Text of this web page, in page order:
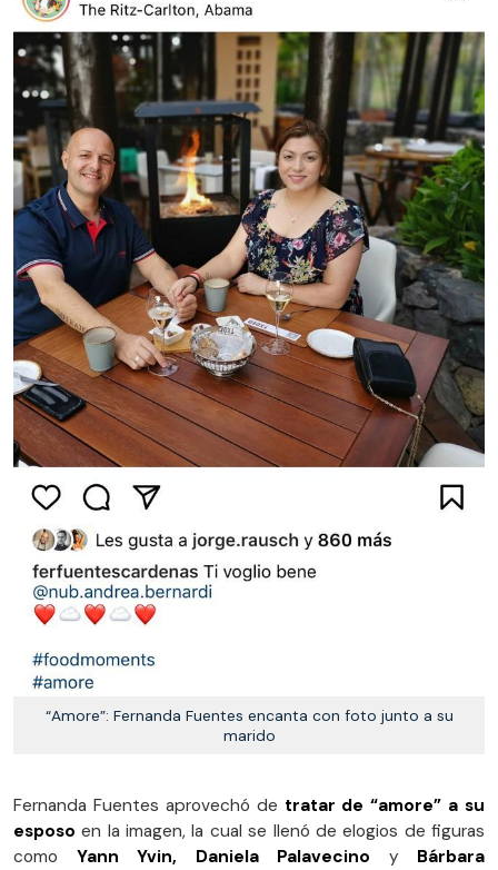
“Amore”: Fernanda Fuentes encanta con foto junto a su
marido
Fernanda Fuentes aprovechó de tratar de “amore” a su
esposo en la imagen, la cual se llenó de elogios de figuras
como Yann Yvin, Daniela Palavecino y Bárbara